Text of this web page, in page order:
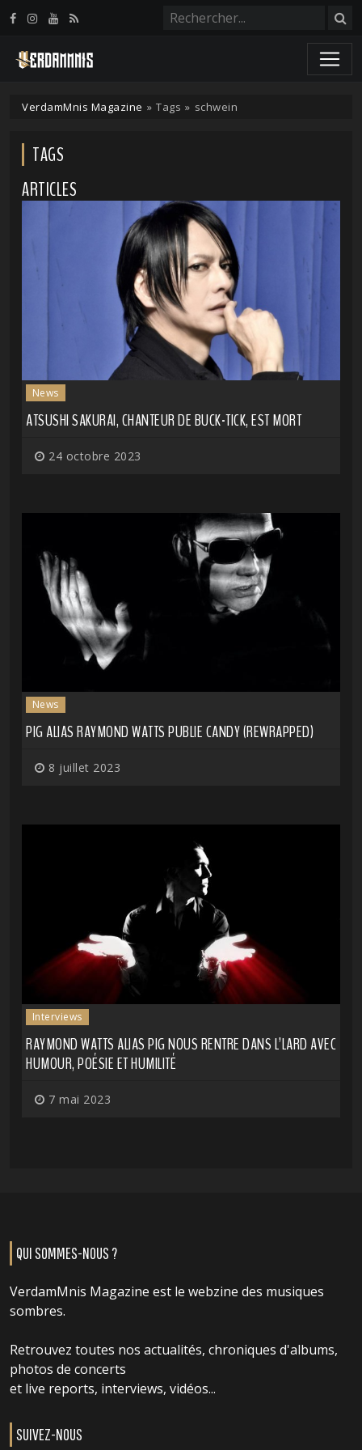
VerdamMnis Magazine » Tags » schwein
TAGS
ARTICLES
News
ATSUSHI SAKURAI, CHANTEUR DE BUCK-TICK, EST MORT
24 octobre 2023
News
PIG ALIAS RAYMOND WATTS PUBLIE CANDY (REWRAPPED)
8 juillet 2023
Interviews
RAYMOND WATTS ALIAS PIG NOUS RENTRE DANS L’LARD AVEC
HUMOUR, POÉSIE ET HUMILITÉ
7 mai 2023
QUI SOMMES-NOUS ?
VerdamMnis Magazine est le webzine des musiques
sombres.
Retrouvez toutes nos actualités, chroniques d'albums,
photos de concerts
et live reports, interviews, vidéos...
SUIVEZ-NOUS
Panneau de gestion des cookies